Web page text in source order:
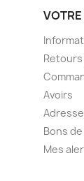
Avoirs
Bons
Mes